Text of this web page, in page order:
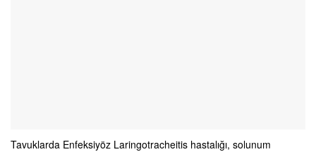
Tavuklarda Enfeksiyöz Laringotracheitis hastalığı, solunum